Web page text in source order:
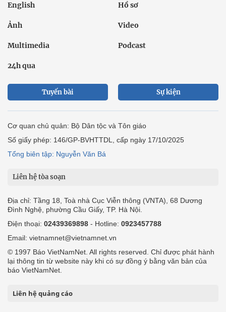
English Hồ sơ
Ảnh Video
Multimedia Podcast
24h qua
Tuyến bài Sự kiện
Cơ quan chủ quản: Bộ Dân tộc và Tôn giáo
Số giấy phép: 146/GP-BVHTTDL, cấp ngày 17/10/2025
Tổng biên tập: Nguyễn Văn Bá
Liên hệ tòa soạn
Địa chỉ: Tầng 18, Toà nhà Cục Viễn thông (VNTA), 68 Dương
Đình Nghệ, phường Cầu Giấy, TP. Hà Nội.
Điện thoại: 02439369898 - Hotline: 0923457788
Email: vietnamnet@vietnamnet.vn
© 1997 Báo VietNamNet. All rights reserved. Chỉ được phát hành
lại thông tin từ website này khi có sự đồng ý bằng văn bản của
báo VietNamNet.
Liên hệ quảng cáo